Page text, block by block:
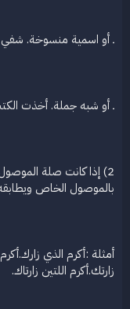
ـ أو اسمية منسوخة.
ـ أو شبه جملة. أخذت
2) إذا كانت صلة
بالموصول الخاص
أمثلة :أكرم الذي
زارتك.أكرم اللتين زارتاك.